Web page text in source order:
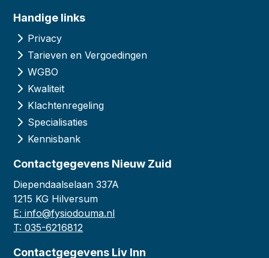
Handige links
Privacy
Tarieven en Vergoedingen
WGBO
Kwaliteit
Klachtenregeling
Specialisaties
Kennisbank
Contactgegevens Nieuw Zuid
Diependaalselaan 337A
1215 KG Hilversum
E: info@fysiodouma.nl
T: 035-6216812
Contactgegevens Liv Inn